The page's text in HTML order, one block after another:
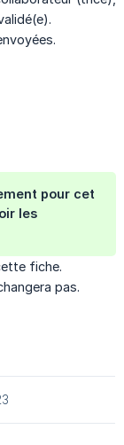
pour cet
les
fiche.
pas.